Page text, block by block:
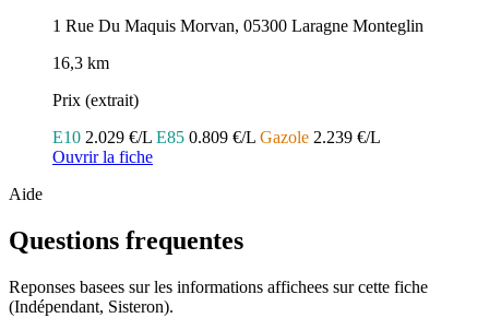
1 Rue Du Maquis Morvan, 05300 Laragne Monteglin
16,3 km
Prix (extrait)
E10 2.029 €/L E85 0.809 €/L Gazole 2.239 €/L
Ouvrir la fiche
Aide
Questions frequentes
Reponses basees sur les informations affichees sur cette fiche
(Indépendant, Sisteron).